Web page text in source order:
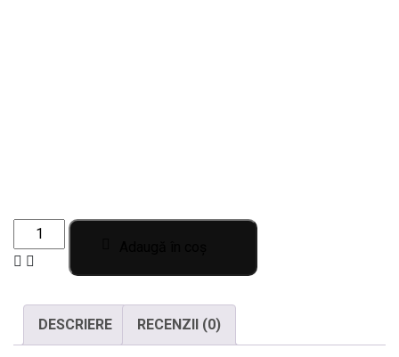
de
bratari
personalizate
DESCRIERE RECENZII (0)